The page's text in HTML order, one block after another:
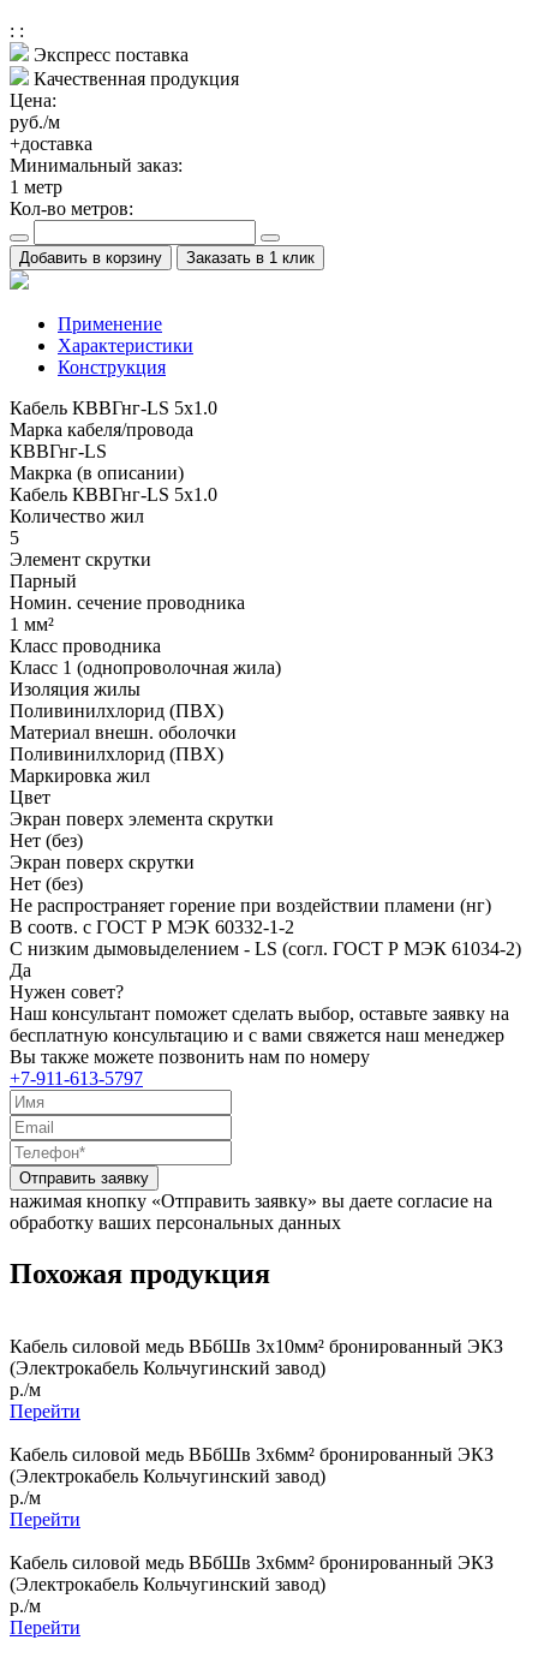
: :
Экспресс поставка
Качественная продукция
Цена:
руб./м
+доставка
Минимальный заказ:
1 метр
Кол-во метров:
Добавить в корзину Заказать в 1 клик
Применение
Характеристики
Конструкция
Кабель КВВГнг-LS 5х1.0
Марка кабеля/провода
КВВГнг-LS
Макрка (в описании)
Кабель КВВГнг-LS 5х1.0
Количество жил
5
Элемент скрутки
Парный
Номин. сечение проводника
1 мм²
Класс проводника
Класс 1 (однопроволочная жила)
Изоляция жилы
Поливинилхлорид (ПВХ)
Материал внешн. оболочки
Поливинилхлорид (ПВХ)
Маркировка жил
Цвет
Экран поверх элемента скрутки
Нет (без)
Экран поверх скрутки
Нет (без)
Не распространяет горение при воздействии пламени (нг)
В соотв. с ГОСТ Р МЭК 60332-1-2
С низким дымовыделением - LS (согл. ГОСТ Р МЭК 61034-2)
Да
Нужен совет?
Наш консультант поможет сделать выбор, оставьте заявку на
бесплатную консультацию и с вами свяжется наш менеджер
Вы также можете позвонить нам по номеру
+7-911-613-5797
Отправить заявку
нажимая кнопку «Отправить заявку» вы даете согласие на
обработку ваших персональных данных
Похожая продукция
Кабель силовой медь ВБбШв 3x10мм² бронированный ЭКЗ
(Электрокабель Кольчугинский завод)
р./м
Перейти
Кабель силовой медь ВБбШв 3x6мм² бронированный ЭКЗ
(Электрокабель Кольчугинский завод)
р./м
Перейти
Кабель силовой медь ВБбШв 3x6мм² бронированный ЭКЗ
(Электрокабель Кольчугинский завод)
р./м
Перейти